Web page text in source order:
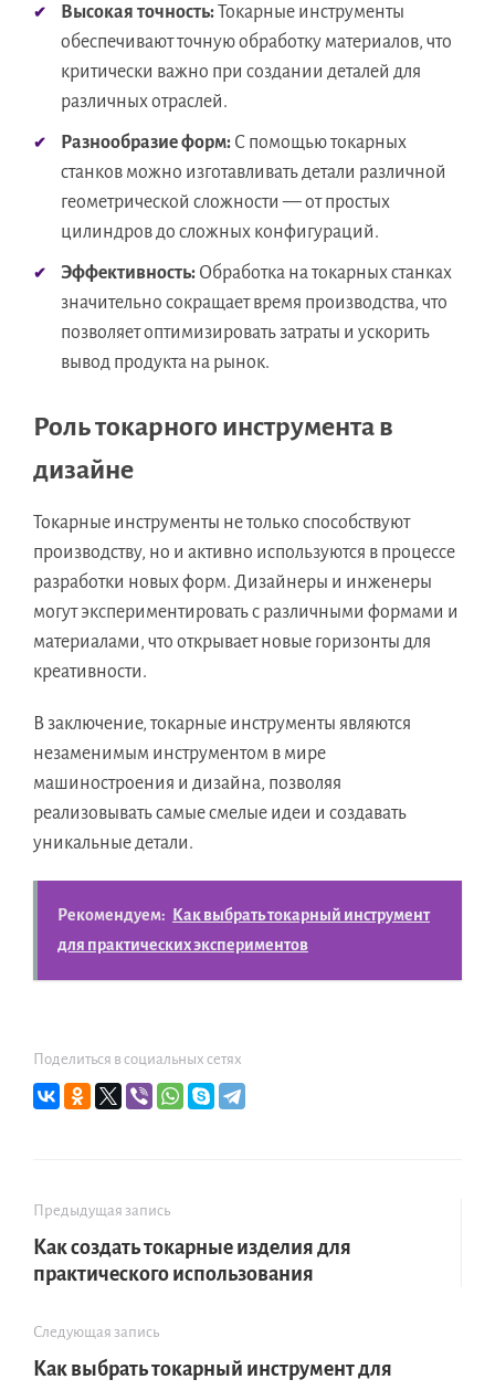
Высокая точность:Токарные инструменты
обеспечивают точную обработку материалов, что
критически важно при создании деталей для
различных отраслей.
Разнообразие форм: С помощью токарных
станков можно изготавливать детали различной
геометрической сложности — от простых
цилиндров до сложных конфигураций.
Эффективность: Обработка на токарных станках
значительно сокращает время производства, что
позволяет оптимизировать затраты и ускорить
вывод продукта на рынок.
Роль токарного инструмента в
дизайне
Токарные инструменты не только способствуют
производству, но и активно используются в процессе
разработки новых форм. Дизайнеры и инженеры
могут экспериментировать с различными формами и
материалами, что открывает новые горизонты для
креативности.
В заключение, токарные инструменты являются
незаменимым инструментом в мире
машиностроения и дизайна, позволяя
реализовывать самые смелые идеи и создавать
уникальные детали.
Рекомендуем:
Как выбрать токарный инструмент
для практических экспериментов
Поделиться в социальных сетях
Предыдущая запись
Как создать токарные изделия для
практического использования
Следующая запись
Как выбрать токарный инструмент для